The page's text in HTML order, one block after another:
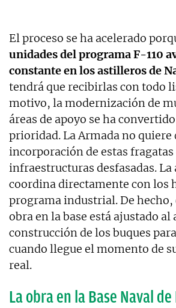
El proceso se ha acelerado
unidades del programa F-110
constante en los astilleros de
tendrá que recibirlas con todo
motivo, la modernización de
áreas de apoyo se ha
prioridad. La Armada no quiere
incorporación de estas fragatas
infraestructuras desfasadas. La
coordina directamente con los
programa industrial. De hecho,
obra en la base está ajustado al
construcción de los buques
cuando llegue el momento de
real.
La obra en la Base Naval